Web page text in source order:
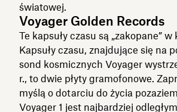
światowej.
Voyager Golden Records
Te kapsuły czasu są „zakopane” w
Kapsuły czasu, znajdujące się na
sond kosmicznych Voyager
r., to dwie płyty gramofonowe.
myślą o dotarciu do życia
Voyager 1 jest najbardziej